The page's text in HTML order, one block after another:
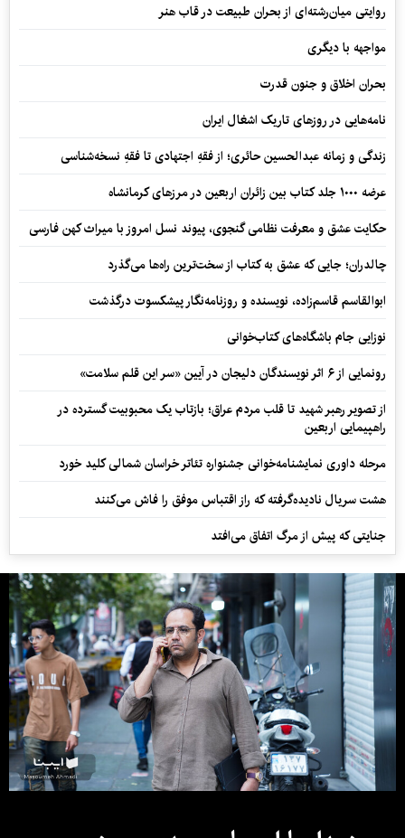
روایتی میان‌رشته‌ای از بحران طبیعت در قاب هنر
مواجهه با دیگری
بحران اخلاق و جنون قدرت
نامه‌هایی در روزهای تاریک اشغال ایران
زندگی و زمانه عبدالحسین حائری؛ از فقهِ اجتهادی تا فقهِ نسخه‌شناسی
عرضه ۱۰۰۰ جلد کتاب بین زائران اربعین در مرزهای کرمانشاه
حکایت عشق و معرفت نظامی گنجوی، پیوند نسل امروز با میراث کهن فارسی
چالدران؛ جایی که عشق به کتاب از سخت‌ترین راه‌ها می‌گذرد
ابوالقاسم قاسم‌زاده، نویسنده و روزنامه‌نگار پیشکسوت درگذشت
نوزایی جام باشگاه‌های کتاب‌خوانی
رونمایی از ۶ اثر نویسندگان دلیجان در آیین «سر این قلم سلامت»
از تصویر رهبر شهید تا قلب مردم عراق؛ بازتاب یک محبوبیت گسترده در
راهپیمایی اربعین
مرحله داوری نمایشنامه‌خوانی جشنواره تئاتر خراسان شمالی کلید خورد
هشت سریال نادیده‌گرفته که راز اقتباس موفق را فاش می‌کنند
جنایتی که پیش از مرگ اتفاق می‌افتد